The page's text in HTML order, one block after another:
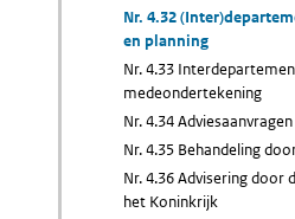
Nr. 4.32
en planning
Nr. 4.33
medeondertekening
Nr. 4.34 Adviesaanvragen
Nr. 4.35 Behandeling
Nr. 4.36 Advisering door
het Koninkrijk